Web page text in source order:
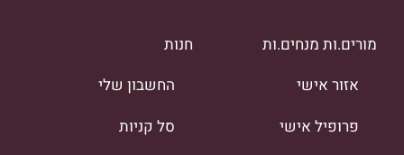
מורים.ות מנחים.ות
אזור אישי
פרופיל אישי
חנות
החשבון שלי
סל קניות